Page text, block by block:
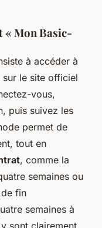
« Mon Basic-
à accéder à
sur le site officiel
vous,
puis suivez les
permet de
tout en
, comme la
semaines ou
fin
semaines à
sont clairement